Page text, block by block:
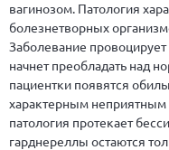
вагинозом. Патология
болезнетворных
Заболевание
начнет преобладать над
пациентки появятся
характерным неприятным
патология протекает
гарднереллы остаются